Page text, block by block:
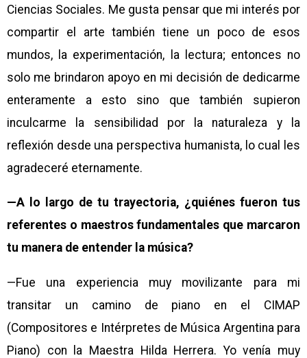
Ciencias Sociales. Me gusta pensar que mi interés por
compartir el arte también tiene un poco de esos
mundos, la experimentación, la lectura; entonces no
solo me brindaron apoyo en mi decisión de dedicarme
enteramente a esto sino que también supieron
inculcarme la sensibilidad por la naturaleza y la
reflexión desde una perspectiva humanista, lo cual les
agradeceré eternamente.
—A lo largo de tu trayectoria, ¿quiénes fueron tus
referentes o maestros fundamentales que marcaron
tu manera de entender la música?
—Fue una experiencia muy movilizante para mi
transitar un camino de piano en el CIMAP
(Compositores e Intérpretes de Música Argentina para
Piano) con la Maestra Hilda Herrera. Yo venía muy